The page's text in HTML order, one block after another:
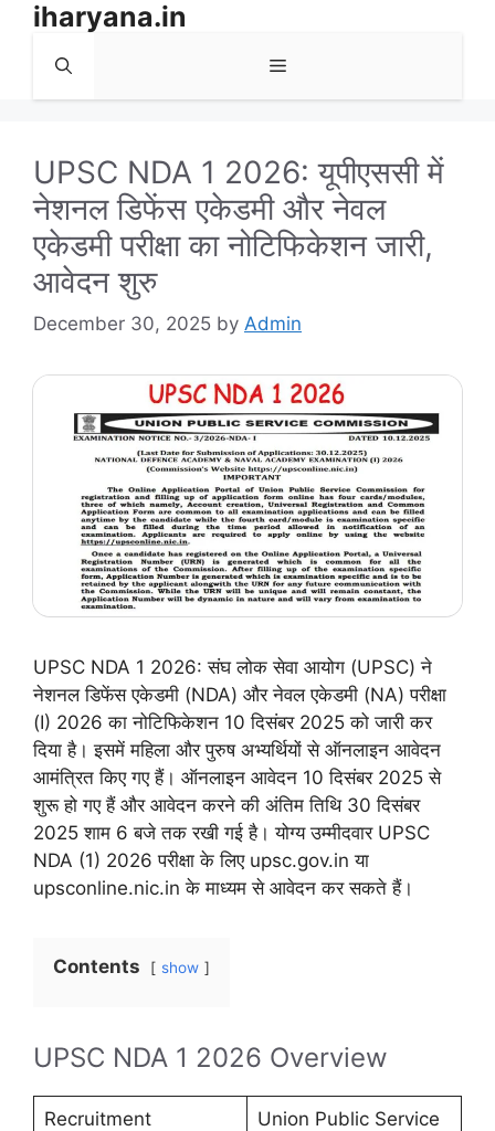
Skip
content
iharyana.in
Menu
UPSC NDA 1 2026: यूपीएससी में
नेशनल डिफेंस एकेडमी और नेवल
एकेडमी परीक्षा का नोटिफिकेशन जारी,
आवेदन शुरु
December 30, 2025 by Admin
UPSC NDA 1 2026: संघ लोक सेवा आयोग (UPSC) ने
नेशनल डिफेंस एकेडमी (NDA) और नेवल एकेडमी (NA) परीक्षा
(I) 2026 का नोटिफिकेशन 10 दिसंबर 2025 को जारी कर
दिया है। इसमें महिला और पुरुष अभ्यर्थियों से ऑनलाइन आवेदन
आमंत्रित किए गए हैं। ऑनलाइन आवेदन 10 दिसंबर 2025 से
शुरू हो गए हैं और आवेदन करने की अंतिम तिथि 30 दिसंबर
2025 शाम 6 बजे तक रखी गई है। योग्य उम्मीदवार UPSC
NDA (1) 2026 परीक्षा के लिए upsc.gov.in या
upsconline.nic.in के माध्यम से आवेदन कर सकते हैं।
Contents show
UPSC NDA 1 2026 Overview
Recruitment
Union Public Service